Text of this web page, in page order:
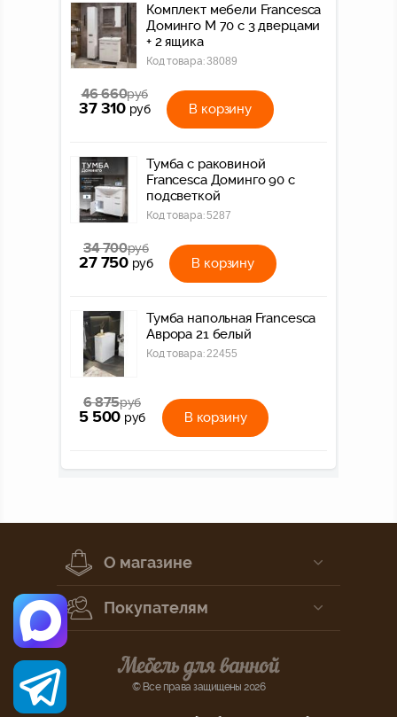
Комплект мебели Francesca
Доминго М 70 с 3 дверцами
+ 2 ящика
Код товара:38089
46 660руб
37 310 руб В корзину
Тумба с раковиной
Francesca Доминго 90 с
подсветкой
Код товара:5287
34 700руб
27 750 руб В корзину
Тумба напольная Francesca
Аврора 21 белый
Код товара: 22455
6 875руб
5 500 руб В корзину
О магазине
Покупателям
© Все права защищены 2026